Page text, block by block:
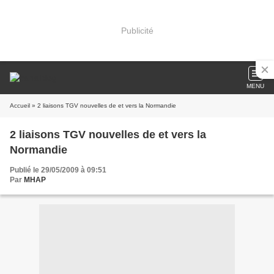
Publicité
MENU
Accueil » 2 liaisons TGV nouvelles de et vers la Normandie
2 liaisons TGV nouvelles de et vers la
Normandie
Publié le 29/05/2009 à 09:51
Par MHAP